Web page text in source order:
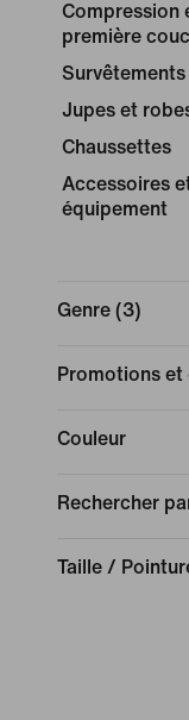
Compression
première
Survêtements
Jupes et
Chaussettes
Accessoires
équipement
Genre (3)
Promotions
Couleur
Rechercher
Taille /